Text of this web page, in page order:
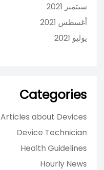
سبتمبر 2021
أغسطس 2021
يوليو 2021
Categories
Articles about Devices
Device Technician
Health Guidelines
Hourly News